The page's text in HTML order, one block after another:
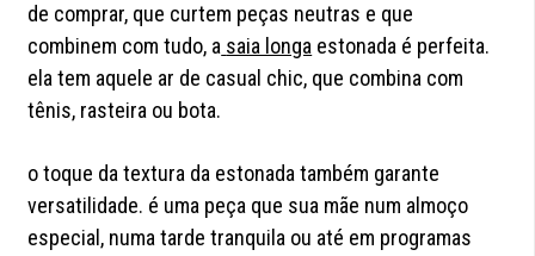
de comprar, que curtem peças neutras e que
combinem com tudo, a saia longa estonada é perfeita.
ela tem aquele ar de casual chic, que combina com
tênis, rasteira ou bota.
o toque da textura da estonada também garante
versatilidade. é uma peça que sua mãe num almoço
especial, numa tarde tranquila ou até em programas